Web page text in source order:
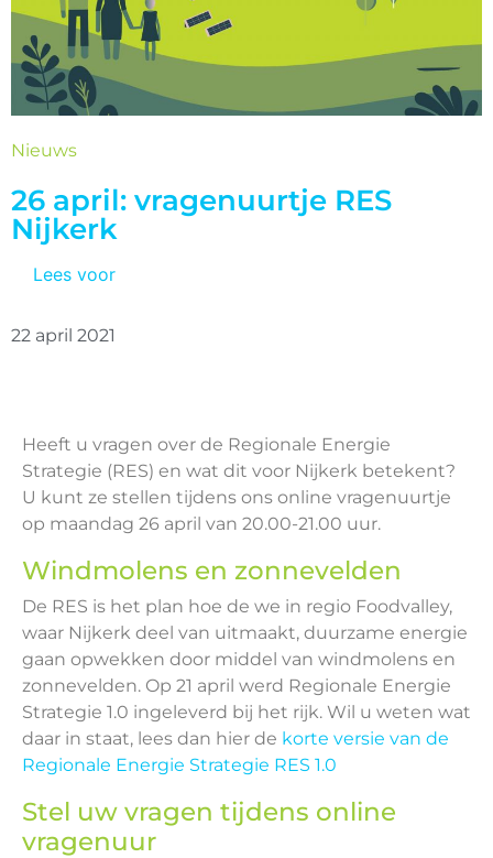
Nieuws
26 april: vragenuurtje RES
Nijkerk
Lees voor
22 april 2021
Heeft u vragen over de Regionale Energie
Strategie (RES) en wat dit voor Nijkerk betekent?
U kunt ze stellen tijdens ons online vragenuurtje
op maandag 26 april van 20.00-21.00 uur.
Windmolens en zonnevelden
De RES is het plan hoe de we in regio Foodvalley,
waar Nijkerk deel van uitmaakt, duurzame energie
gaan opwekken door middel van windmolens en
zonnevelden. Op 21 april werd Regionale Energie
Strategie 1.0 ingeleverd bij het rijk. Wil u weten wat
daar in staat, lees dan hier de korte versie van de
Regionale Energie Strategie RES 1.0
Stel uw vragen tijdens online
vragenuur